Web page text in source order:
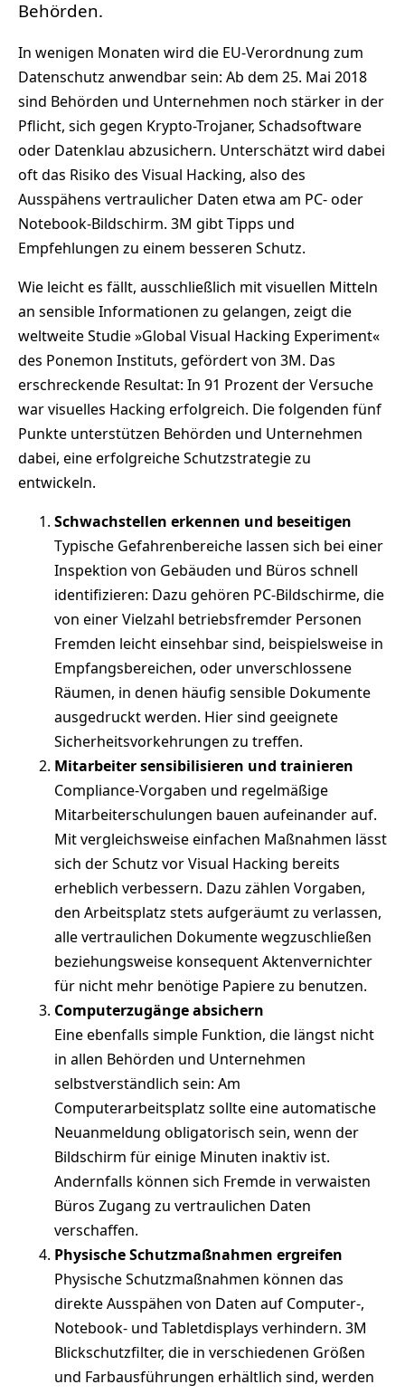
Behörden.
In wenigen Monaten wird die EU-Verordnung zum
Datenschutz anwendbar sein: Ab dem 25. Mai 2018
sind Behörden und Unternehmen noch stärker in der
Pflicht, sich gegen Krypto-Trojaner, Schadsoftware
oder Datenklau abzusichern. Unterschätzt wird dabei
oft das Risiko des Visual Hacking, also des
Ausspähens vertraulicher Daten etwa am PC- oder
Notebook-Bildschirm. 3M gibt Tipps und
Empfehlungen zu einem besseren Schutz.
Wie leicht es fällt, ausschließlich mit visuellen Mitteln
an sensible Informationen zu gelangen, zeigt die
weltweite Studie »Global Visual Hacking Experiment«
des Ponemon Instituts, gefördert von 3M. Das
erschreckende Resultat: In 91 Prozent der Versuche
war visuelles Hacking erfolgreich. Die folgenden fünf
Punkte unterstützen Behörden und Unternehmen
dabei, eine erfolgreiche Schutzstrategie zu
entwickeln.
Schwachstellen erkennen und beseitigen
Typische Gefahrenbereiche lassen sich bei einer
Inspektion von Gebäuden und Büros schnell
identifizieren: Dazu gehören PC-Bildschirme, die
von einer Vielzahl betriebsfremder Personen
Fremden leicht einsehbar sind, beispielsweise in
Empfangsbereichen, oder unverschlossene
Räumen, in denen häufig sensible Dokumente
ausgedruckt werden. Hier sind geeignete
Sicherheitsvorkehrungen zu treffen.
Mitarbeiter sensibilisieren und trainieren
Compliance-Vorgaben und regelmäßige
Mitarbeiterschulungen bauen aufeinander auf.
Mit vergleichsweise einfachen Maßnahmen lässt
sich der Schutz vor Visual Hacking bereits
erheblich verbessern. Dazu zählen Vorgaben,
den Arbeitsplatz stets aufgeräumt zu verlassen,
alle vertraulichen Dokumente wegzuschließen
beziehungsweise konsequent Aktenvernichter
für nicht mehr benötige Papiere zu benutzen.
Computerzugänge absichern
Eine ebenfalls simple Funktion, die längst nicht
in allen Behörden und Unternehmen
selbstverständlich sein: Am
Computerarbeitsplatz sollte eine automatische
Neuanmeldung obligatorisch sein, wenn der
Bildschirm für einige Minuten inaktiv ist.
Andernfalls können sich Fremde in verwaisten
Büros Zugang zu vertraulichen Daten
verschaffen.
Physische Schutzmaßnahmen ergreifen
Physische Schutzmaßnahmen können das
direkte Ausspähen von Daten auf Computer-,
Notebook- und Tabletdisplays verhindern. 3M
Blickschutzfilter, die in verschiedenen Größen
und Farbausführungen erhältlich sind, werden